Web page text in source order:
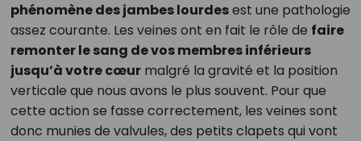
phénomène des jambes lourdesest une pathologie
assez courante. Les veines ont en fait le rôle de faire
remonter le sang de vos membres inférieurs
jusqu’à votre cœurmalgré la gravité et la position
verticale que nous avons le plus souvent. Pour que
cette action se fasse correctement, les veines sont
donc munies de valvules, des petits clapets qui vont